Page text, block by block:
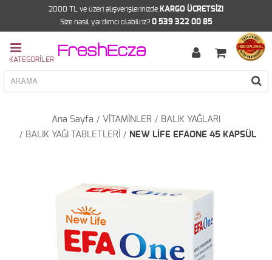
2000 TL ve üzeri alışverişlerinizde KARGO ÜCRETSİZ!
Size nasıl yardımcı olabilriz? 0 539 322 00 85
Ana Sayfa VİTAMİNLER
BALIK YAĞLARI
BALIK YAĞI TABLETLERİ
NEW LİFE EFAONE 45 KAPSÜL